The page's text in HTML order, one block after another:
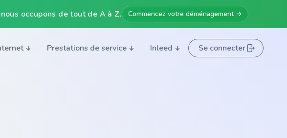
occupons de tout de A à Z. Commencez votre déménagement →
Prestations de service Inleed Se connecter